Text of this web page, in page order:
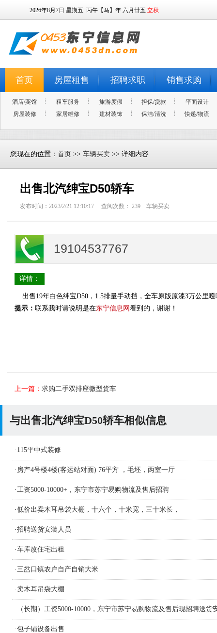
2026年8月7日 星期五 丙午【马】年 六月廿五 立秋
首页 房屋租售 招聘求职 销售求购
酒店/宾馆 租车服务 旅游度假 担保/贷款
平面设计
房屋装修
家居维修 建材装饰 保洁/清洗 快递/物流
您现在的位置： 首页 >> 车辆买卖 >> 详细内容
出售北汽绅宝D50轿车
发布时间：2023/2/21 12:10:17 查阅次数： 239 车辆买卖
19104537767
详情：
出售19年白色绅宝D50，1.5排量手动挡，全车原版原漆3万公里
提示： 联系我时请说明是在东宁信息网 看到的，谢谢！
上一篇： 求购二手双排座微型货车
与出售北汽绅宝D50轿车相似信息
· 115平中式装修
· 房产4号楼4楼(客运站对面) 76平方 ，毛坯，两室一厅
·工资5000-10000+，东宁市苏宁易购物流及售后招聘
·低价出卖木耳吊袋大棚，十六个，十米宽，三十米长，
·招聘送货安装人员
·车库改住宅出租
·三岔口镇农户自产自销大米
·卖木耳吊袋大棚
·
（长期）工资5000-10000，东宁市苏宁易购物流及售后现招聘送货
人员及学徒若干名
·包子铺设备出售